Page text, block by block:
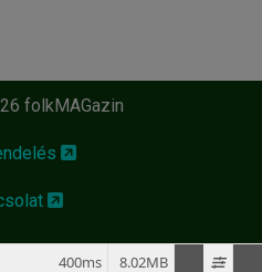
folkMAGazin
8.02MB
400ms